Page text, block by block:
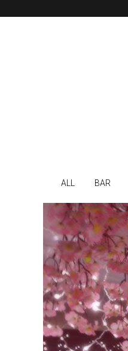
ALL BAR